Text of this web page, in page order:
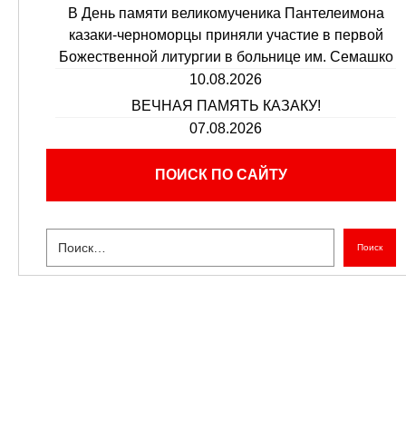
В День памяти великомученика Пантелеимона
казаки-черноморцы приняли участие в первой
Божественной литургии в больнице им. Семашко
10.08.2026
ВЕЧНАЯ ПАМЯТЬ КАЗАКУ!
07.08.2026
ПОИСК ПО САЙТУ
Поиск